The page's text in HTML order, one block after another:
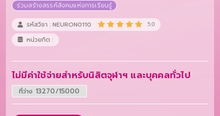
ร่วมสร้างสรรค์สังคมแห่งการเรียนรู้
รหัสวิชา : NEURON0110 5.0
หน่วยกิต :
ไม่มีค่าใช้จ่ายสำหรับนิสิตจุฬาฯ และบุคคลทั่วไป
ที่ว่าง 13270/15000